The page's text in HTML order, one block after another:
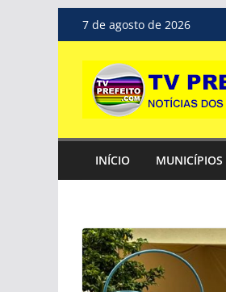
Pular
para
conteúdo
7 de agosto de 2026
INÍCIO MUNICÍPIOS